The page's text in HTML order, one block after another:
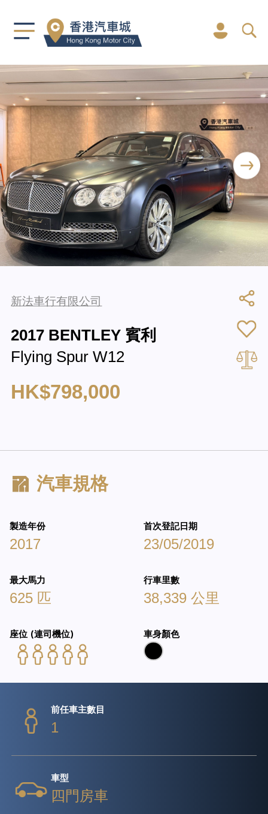
新法車行有限公司
2017 BENTLEY 賓利
Flying Spur W12
HK$798,000
汽車規格
製造年份
2017
首次登記日期
23/05/2019
最大馬力
625 匹
行車里數
38,339 公里
座位 (連司機位) 車身顏色
前任車主數目
1
車型
四門房車